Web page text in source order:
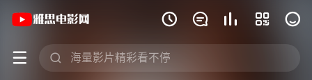
    
 
《父影之下》(2025)英国 / 尼日利亚 /